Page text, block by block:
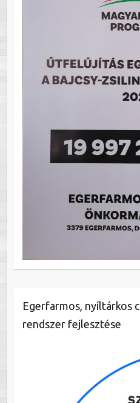
Egerfarmos, nyíltárkos
rendszer fejlesztése